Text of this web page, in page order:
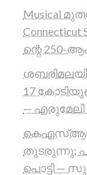
Musical
ന്റെ 250-
17
—
തുടരുന്നു;
പൊട്ടി —